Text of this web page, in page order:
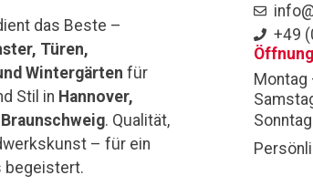
das Beste –
Türen,
Wintergärten für
Stil in Hannover,
. Qualität,
– für ein
begeistert.
+49
Montag